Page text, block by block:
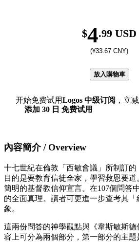
$4.99 USD
(¥33.67 CNY)
放入購物車
开始免费试用Logos 中级订阅 ，立减
添加 30 日 免费试用
內容簡介 / Overview
十七世紀在倫敦「西敏會議」所制訂的
目的是要教育信徒全家，學習救恩要道
簡明的基督教信仰宣言。在107個問答
的全面真理。讀者可更進一步查考其
象。
這兩份問答的神學觀點與《韋斯敏斯
容上可分為兩個部分，第一部分的主題